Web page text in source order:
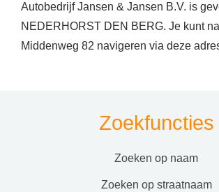
Autobedrijf Jansen & Jansen B.V. is
NEDERHORST DEN BERG. Je kunt
Middenweg 82 navigeren via deze
Zoekfuncties
zoeken op naam
zoeken op straatnaam